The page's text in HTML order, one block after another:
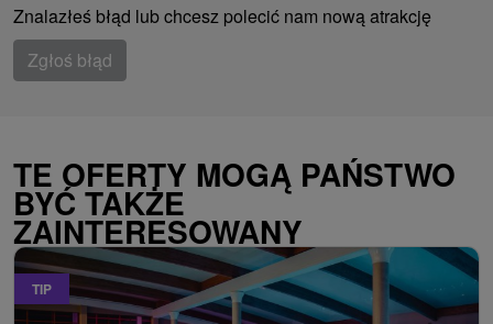
Znalazłeś błąd lub chcesz polecić nam nową atrakcję
Zgłoś błąd
TE OFERTY MOGĄ PAŃSTWO
BYĆ TAKŻE
ZAINTERESOWANY
TIP